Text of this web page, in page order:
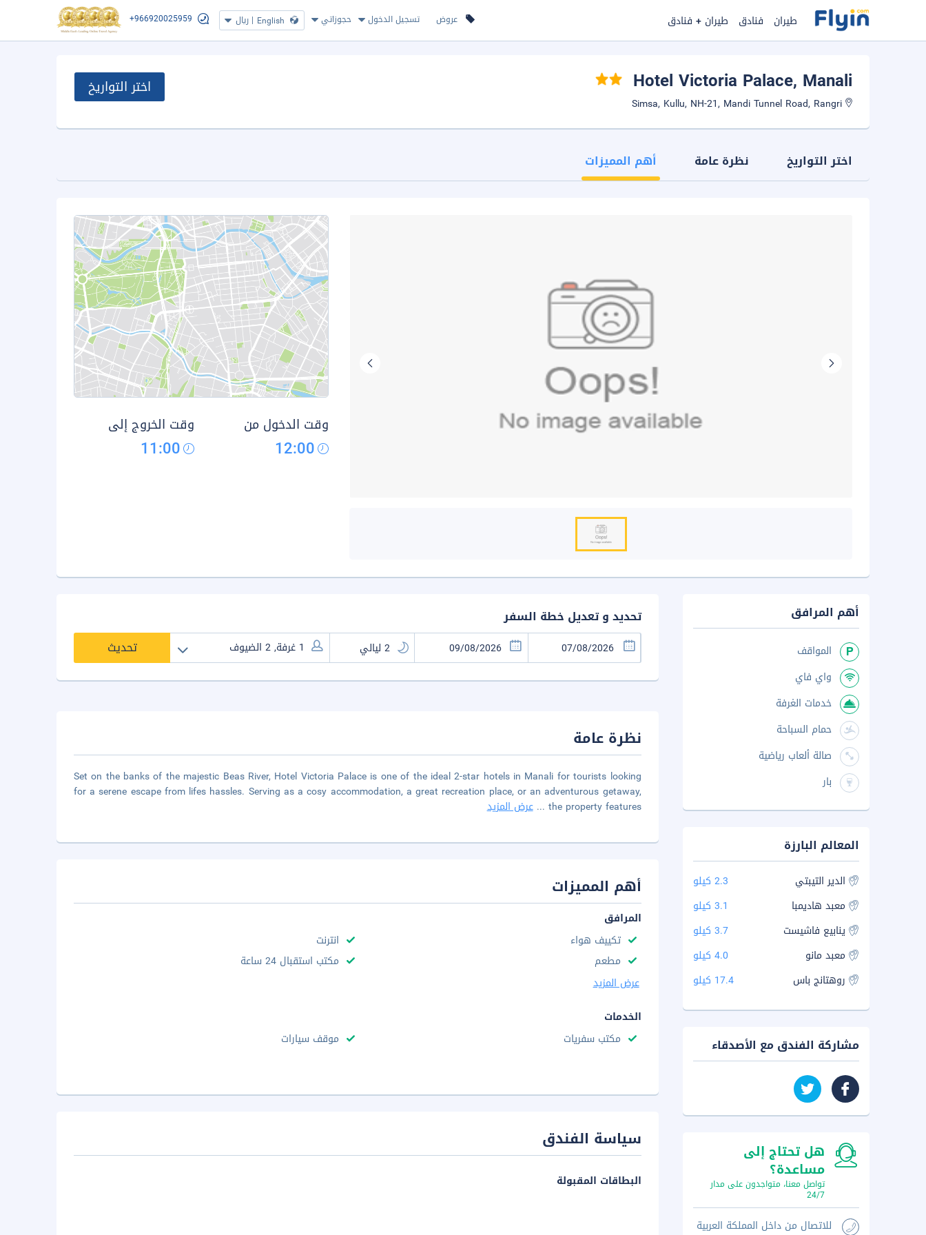
عروض تسجيل الدخول حجوزاتي English
| ريال +966920025959 طيران فنادق طيران + فنادق
Hotel Victoria Palace, Manali اختر التواريخ
اختر التواريخ نظرة عامة أهم المميزات
وقت الدخول من
12:00
وقت الخروج إلى
11:00
تحديد و تعديل خطة السفر
تحديث
نظرة عامة
Set on the banks of the majestic Beas River, Hotel Victoria Palace is one of the ideal 2-star hotels in Manali for tourists looking
for a serene escape from lifes hassles. Serving as a cosy accommodation, a great recreation place, or an adventurous getaway,
the property features
...عرض المزيد
أهم المميزات
المرافق
تكييف هواء
انترنت
مطعم
مكتب استقبال 24 ساعة
عرض المزيد
الخدمات
مكتب سفريات
موقف سيارات
سياسة الفندق
البطاقات المقبولة
أهم المرافق
المواقف
واي فاي
خدمات الغرفة
حمام السباحة
صالة ألعاب رياضية
بار
المعالم البارزة
الدير التيبتي
2.3 كيلو
معبد هاديمبا
3.1 كيلو
ينابيع فاشيست
3.7 كيلو
معبد مانو
4.0 كيلو
روهتانج باس
17.4 كيلو
مشاركة الفندق مع الأصدقاء
هل تحتاج إلى
مساعدة؟
تواصل معنا، متواجدون على مدار
24/7
للاتصال من داخل المملكة العربية